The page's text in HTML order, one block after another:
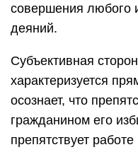
совершения любого
деяний.
Субъективная
характеризуется
осознает, что
гражданином его
препятствует